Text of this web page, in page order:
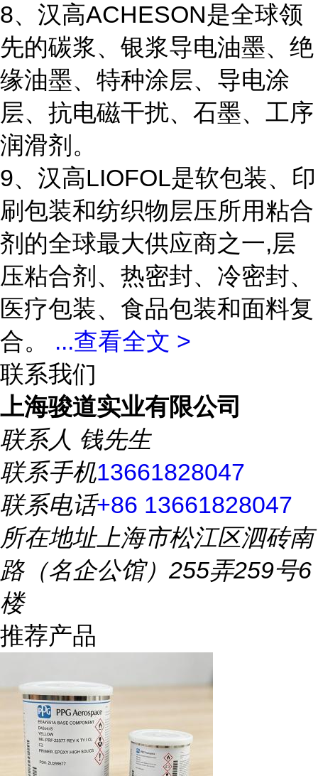
8、汉高ACHESON是全球领
先的碳浆、银浆导电油墨、绝
缘油墨、特种涂层、导电涂
层、抗电磁干扰、石墨、工序
润滑剂。
9、汉高LIOFOL是软包装、印
刷包装和纺织物层压所用粘合
剂的全球最大供应商之一,层
压粘合剂、热密封、冷密封、
医疗包装、食品包装和面料复
合。 ...查看全文 >
联系我们
上海骏道实业有限公司
联系人 钱先生
联系手机13661828047
联系电话+86 13661828047
所在地址上海市松江区泗砖南
路（名企公馆）255弄259号6
楼
推荐产品